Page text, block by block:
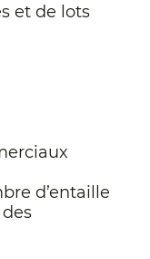
et de lots
d’entaille